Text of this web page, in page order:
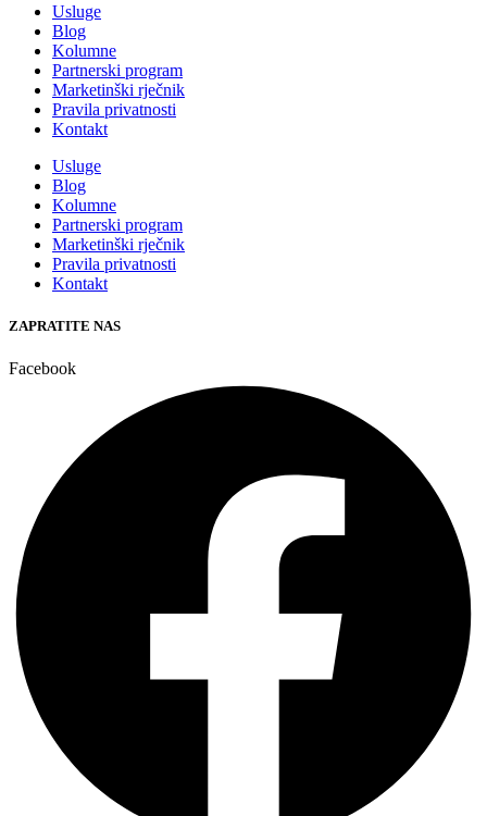
Usluge
Blog
Kolumne
Partnerski program
Marketinški rječnik
Pravila privatnosti
Kontakt
Usluge
Blog
Kolumne
Partnerski program
Marketinški rječnik
Pravila privatnosti
Kontakt
ZAPRATITE NAS
Facebook